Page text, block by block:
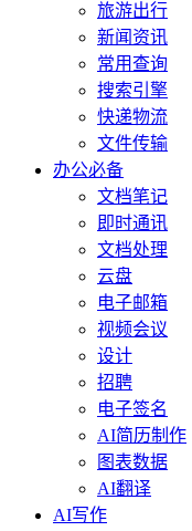
旅游出行
新闻资讯
常用查询
搜索引擎
快递物流
文件传输
办公必备
文档笔记
即时通讯
文档处理
云盘
电子邮箱
视频会议
设计
招聘
电子签名
AI简历制作
图表数据
AI翻译
AI写作